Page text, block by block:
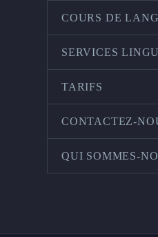
COURS DE
SERVICES
TARIFS
CONTACTEZ-
QUI SOMMES-